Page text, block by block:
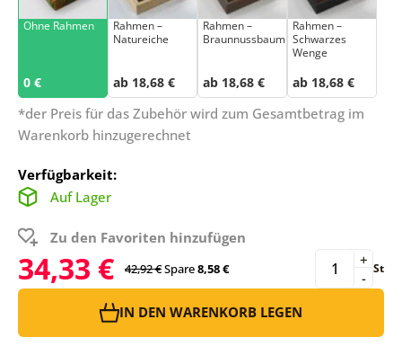
Ohne Rahmen
0 €
Rahmen –
Natureiche
ab 18,68 €
Rahmen –
Braunnussbaum
ab 18,68 €
Rahmen –
Schwarzes
Wenge
ab 18,68 €
*der Preis für das Zubehör wird zum Gesamtbetrag im
Warenkorb hinzugerechnet
Verfügbarkeit:
Auf Lager
Zu den Favoriten hinzufügen
34,33 € 42,92 €Spare8,58 € -
+ St
IN DEN WARENKORB LEGEN